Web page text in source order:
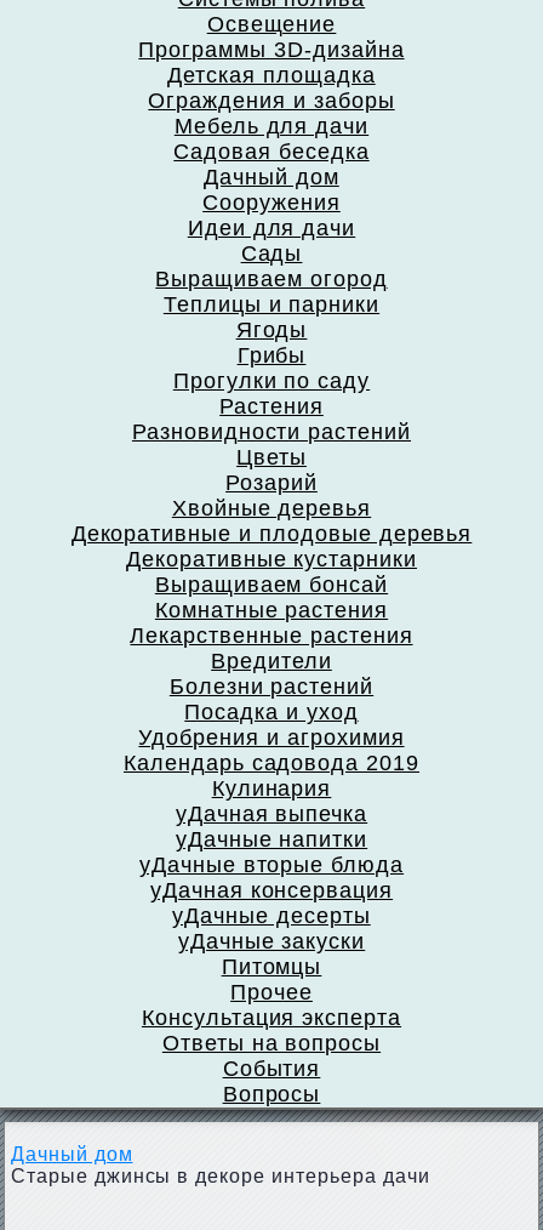
Освещение
Программы 3D-дизайна
Детская площадка
Ограждения и заборы
Мебель для дачи
Садовая беседка
Дачный дом
Сооружения
Идеи для дачи
Сады
Выращиваем огород
Теплицы и парники
Ягоды
Грибы
Прогулки по саду
Растения
Разновидности растений
Цветы
Розарий
Хвойные деревья
Декоративные и плодовые деревья
Декоративные кустарники
Выращиваем бонсай
Комнатные растения
Лекарственные растения
Вредители
Болезни растений
Посадка и уход
Удобрения и агрохимия
Календарь садовода 2019
Кулинария
уДачная выпечка
уДачные напитки
уДачные вторые блюда
уДачная консервация
уДачные десерты
уДачные закуски
Питомцы
Прочее
Консультация эксперта
Ответы на вопросы
События
Вопросы
Дачный дом
Старые джинсы в декоре интерьера дачи